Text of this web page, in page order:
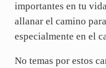
importantes en tu
allanar el camino
especialmente en el
No temas por estos